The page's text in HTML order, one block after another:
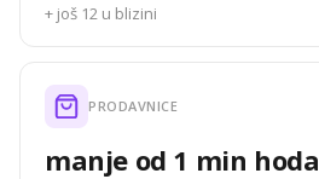
+ još 12 u blizini
PRODAVNICE
manje od 1 min hoda